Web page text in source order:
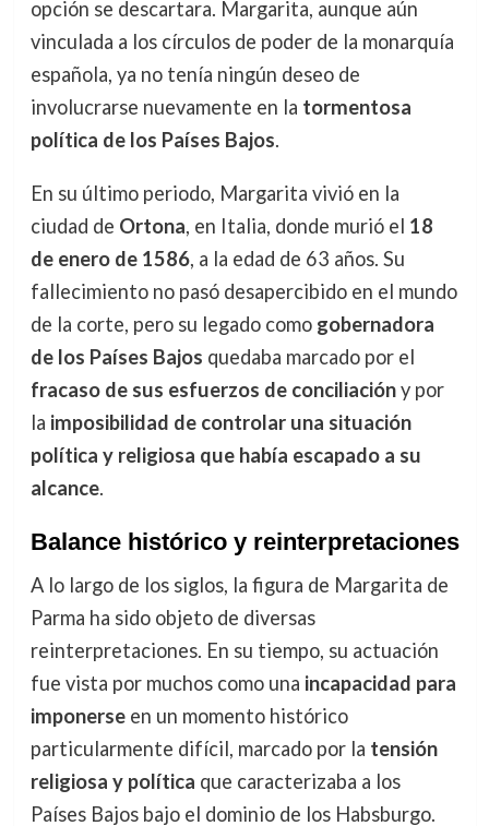
opción se descartara. Margarita, aunque aún
vinculada a los círculos de poder de la monarquía
española, ya no tenía ningún deseo de
involucrarse nuevamente en la tormentosa
política de los Países Bajos.
En su último periodo, Margarita vivió en la
ciudad de Ortona, en Italia, donde murió el 18
de enero de 1586, a la edad de 63 años. Su
fallecimiento no pasó desapercibido en el mundo
de la corte, pero su legado como gobernadora
de los Países Bajos quedaba marcado por el
fracaso de sus esfuerzos de conciliacióny por
la imposibilidad de controlar una situación
política y religiosa que había escapado a su
alcance.
Balance histórico y reinterpretaciones
A lo largo de los siglos, la figura de Margarita de
Parma ha sido objeto de diversas
reinterpretaciones. En su tiempo, su actuación
fue vista por muchos como una incapacidad para
imponerseen un momento histórico
particularmente difícil, marcado por la tensión
religiosa y política que caracterizaba a los
Países Bajos bajo el dominio de los Habsburgo.